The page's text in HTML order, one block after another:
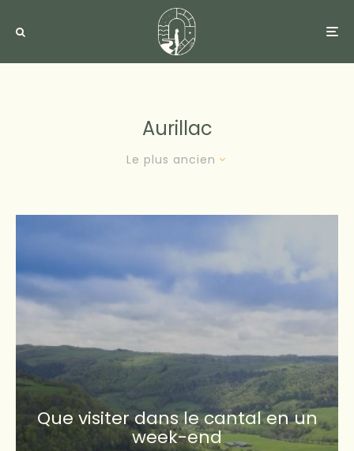
Aurillac
Le plus ancien
Que visiter dans le cantal en un
week-end